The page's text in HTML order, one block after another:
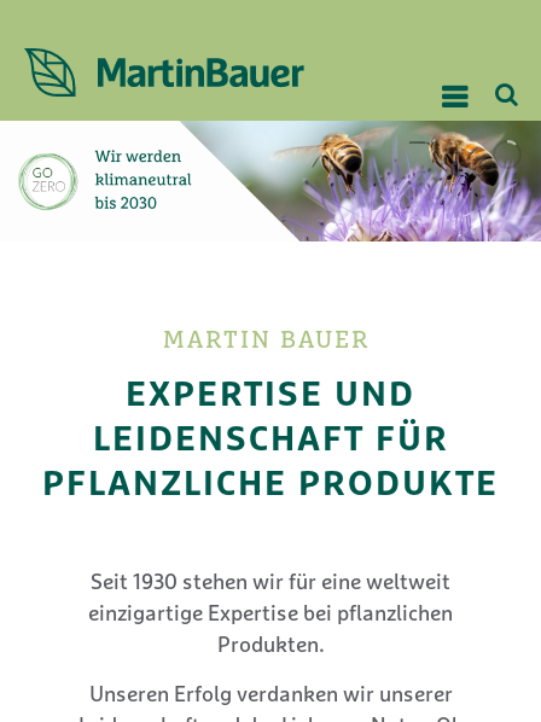
MARTIN BAUER
EXPERTISE UND
LEIDENSCHAFT FÜR
PFLANZLICHE PRODUKTE
Seit 1930 stehen wir für eine weltweit
einzigartige Expertise bei pflanzlichen
Produkten.
Unseren Erfolg verdanken wir unserer